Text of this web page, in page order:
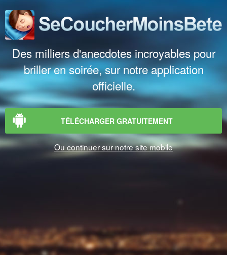
Des milliers d'anecdotes incroyables pour
briller en soirée, sur notre application
officielle.
TÉLÉCHARGER GRATUITEMENT
Ou continuer sur notre site mobile